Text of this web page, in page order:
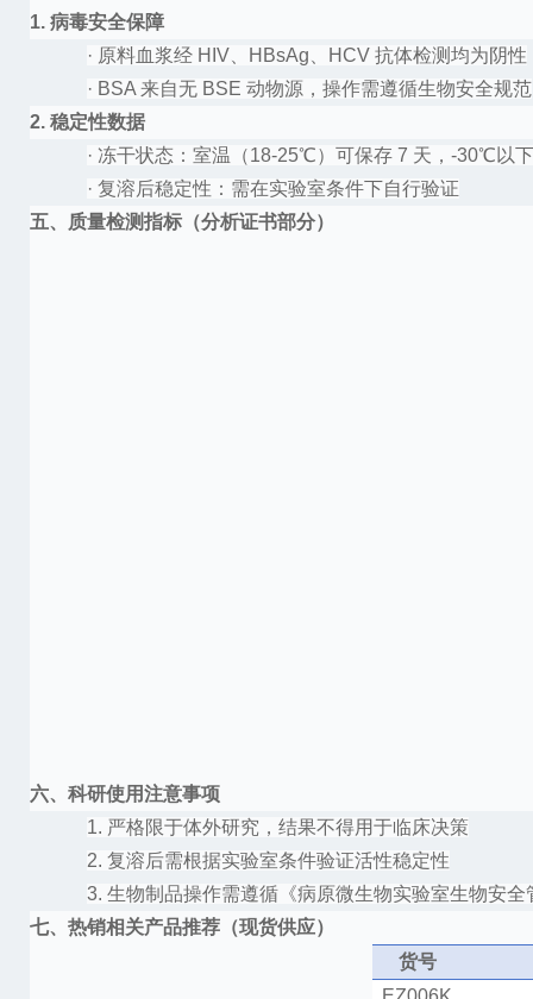
1. 病毒安全保障
· 原料血浆经 HIV、HBsAg、HCV 抗体检测均为阴性
· BSA 来自无 BSE 动物源，操作需遵循生物安全规范
2. 稳定性数据
· 冻干状态：室温（18-25℃）可保存 7 天，-30℃以
· 复溶后稳定性：需在实验室条件下自行验证
五、质量检测指标（分析证书部分）
六、科研使用注意事项
1. 严格限于体外研究，结果不得用于临床决策
2. 复溶后需根据实验室条件验证活性稳定性
3. 生物制品操作需遵循《病原微生物实验室生物安全
七、热销相关产品推荐（现货供应）
货号